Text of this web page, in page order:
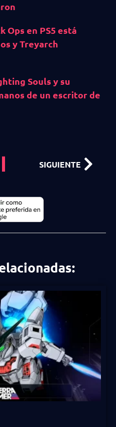
Ops en PS5 está
y Treyarch
Souls y su
de un escritor de
SIGUIENTE